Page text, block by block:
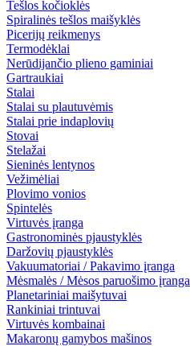
Tešlos kočioklės
Spiralinės tešlos maišyklės
Picerijų reikmenys
Termodėklai
Nerūdijančio plieno gaminiai
Gartraukiai
Stalai
Stalai su plautuvėmis
Stalai prie indaplovių
Stovai
Stelažai
Sieninės lentynos
Vežimėliai
Plovimo vonios
Spintelės
Virtuvės įranga
Gastronominės pjaustyklės
Daržovių pjaustyklės
Vakuumatoriai / Pakavimo įranga
Mėsmalės / Mėsos paruošimo įranga
Planetariniai maišytuvai
Rankiniai trintuvai
Virtuvės kombainai
Makaronų gamybos mašinos